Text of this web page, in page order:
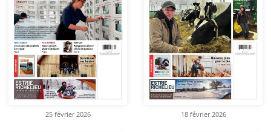
25 février 2026 18 février 2026